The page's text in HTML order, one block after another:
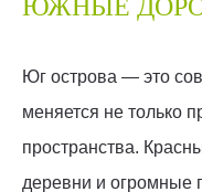
ЮЖНЫЕ
Юг острова — это
меняется не только
пространства.
деревни и огромные